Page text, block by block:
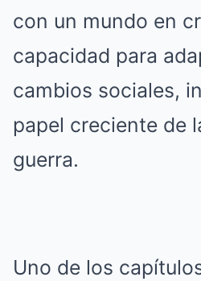
con un mundo en
capacidad para
cambios sociales,
papel creciente de
guerra.
Uno de los